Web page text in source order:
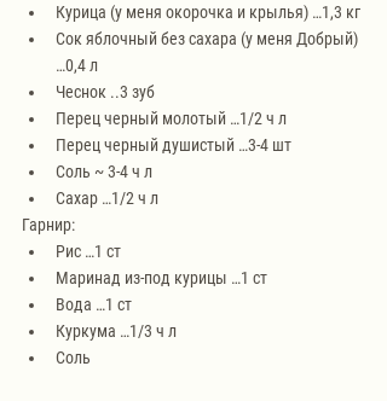
Курица (у меня окорочка и крылья) …1,3 кг
Сок яблочный без сахара (у меня Добрый)
…0,4 л
Чеснок ..3 зуб
Перец черный молотый …1/2 ч л
Перец черный душистый …3-4 шт
Соль ~ 3-4 ч л
Сахар …1/2 ч л
Гарнир:
Рис …1 ст
Маринад из-под курицы …1 ст
Вода …1 ст
Куркума …1/3 ч л
Соль